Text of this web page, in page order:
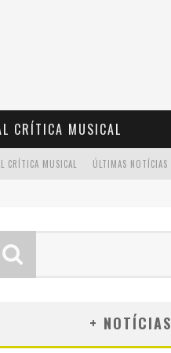
CRÍTICA MUSICAL
ÚLTIMAS NOTÍCIAS
CRÍTICA MUSICAL
+ NOTÍCIAS